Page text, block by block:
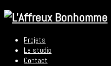
Projets
Le studio
Contact